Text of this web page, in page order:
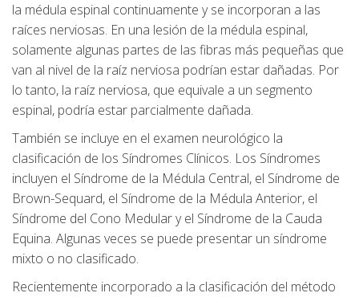
la médula espinal continuamente y se incorporan a las
raíces nerviosas. En una lesión de la médula espinal,
solamente algunas partes de las fibras más pequeñas que
van al nivel de la raíz nerviosa podrían estar dañadas. Por
lo tanto, la raíz nerviosa, que equivale a un segmento
espinal, podría estar parcialmente dañada.
También se incluye en el examen neurológico la
clasificación de los Síndromes Clínicos. Los Síndromes
incluyen el Síndrome de la Médula Central, el Síndrome de
Brown-Sequard, el Síndrome de la Médula Anterior, el
Síndrome del Cono Medular y el Síndrome de la Cauda
Equina. Algunas veces se puede presentar un síndrome
mixto o no clasificado.
Recientemente incorporado a la clasificación del método